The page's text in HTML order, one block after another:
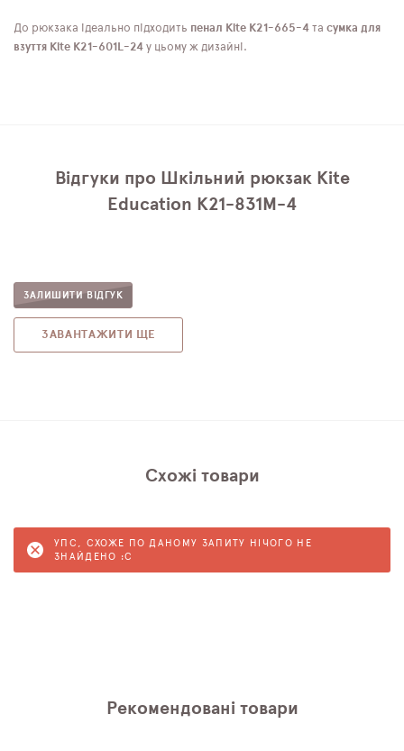
До рюкзака ідеально підходить пенал Kite K21-665-4 та сумка для
взуття Kite K21-601L-24 у цьому ж дизайні.
Відгуки про Шкільний рюкзак Kite
Education K21-831M-4
ЗАЛИШИТИ ВІДГУК
ЗАВАНТАЖИТИ ЩЕ
Схожі товари
УПС, СХОЖЕ ПО ДАНОМУ ЗАПИТУ НІЧОГО НЕ
ЗНАЙДЕНО :C
Рекомендовані товари